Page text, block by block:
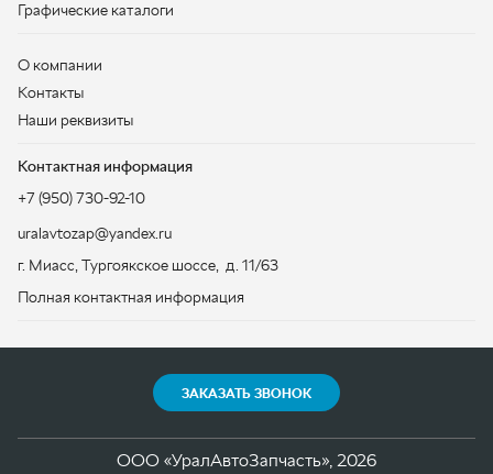
+7 (950) 730-92-10
uralavtozap@yandex.ru
г. Миасс, Тургоякское шоссе, д. 11/63
Полная контактная информация
Политика конфиденциальности